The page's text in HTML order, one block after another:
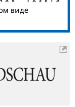
виде